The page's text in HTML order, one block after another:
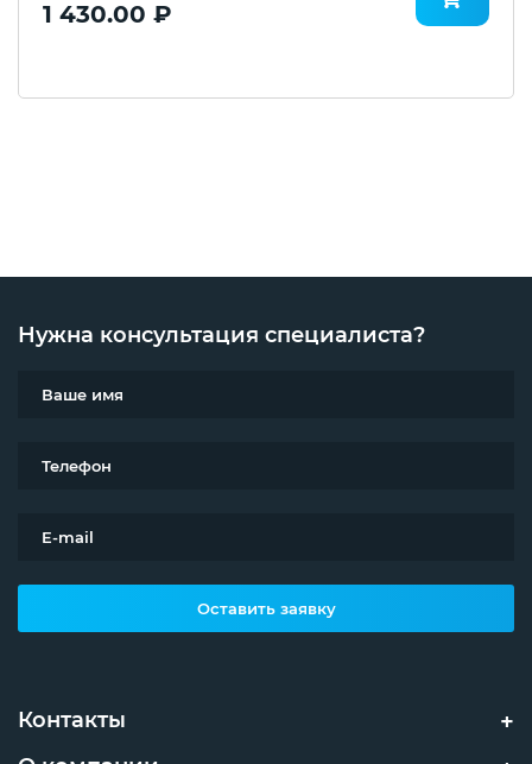
1 430.00 ₽
Нужна консультация специалиста?
Оставить заявку
Контакты